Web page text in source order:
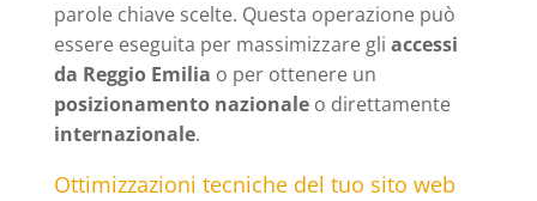
parole chiave scelte. Questa operazione può
essere eseguita per massimizzare gli accessi
da Reggio Emilia o per ottenere un
posizionamento nazionaleo direttamente
internazionale.
Ottimizzazioni tecniche del tuo sito web